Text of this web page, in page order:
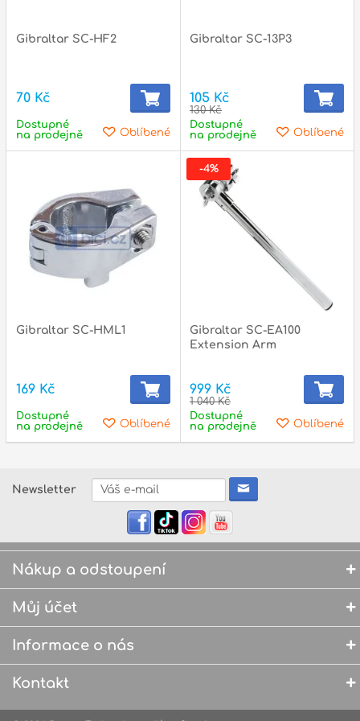
Gibraltar SC-HF2
70 Kč
Oblíbené
Dostupné
na prodejně
Gibraltar SC-13P3
105 Kč
130 Kč
Oblíbené
Dostupné
na prodejně
Gibraltar SC-HML1
169 Kč
Oblíbené
Dostupné
na prodejně
Gibraltar SC-EA100
Extension Arm
999 Kč
1 040 Kč
Oblíbené
Dostupné
na prodejně
-4%
Newsletter
Nákup a odstoupení
Můj účet
Informace o nás
Kontakt